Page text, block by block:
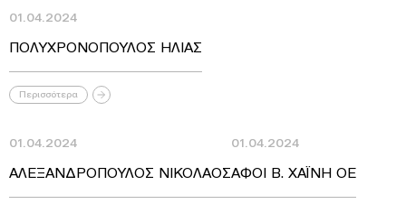
01.04.2024
ΠΟΛΥΧΡΟΝΟΠΟΥΛΟΣ ΗΛΙΑΣ
Περισσότερα
01.04.2024
ΑΛΕΞΑΝΔΡΟΠΟΥΛΟΣ ΝΙΚΟΛΑΟΣ
01.04.2024
ΑΦΟΙ Β. ΧΑΪΝΗ ΟΕ